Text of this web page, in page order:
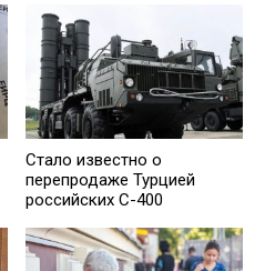
Стало известно о
перепродаже Турцией
российских С-400